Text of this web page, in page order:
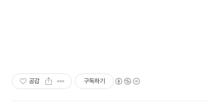
공감 구독하기